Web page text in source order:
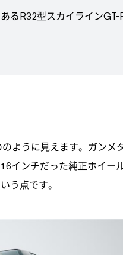
るR32型スカイライン
ように見えます。ガン
インチだった純正ホイ
う点です。